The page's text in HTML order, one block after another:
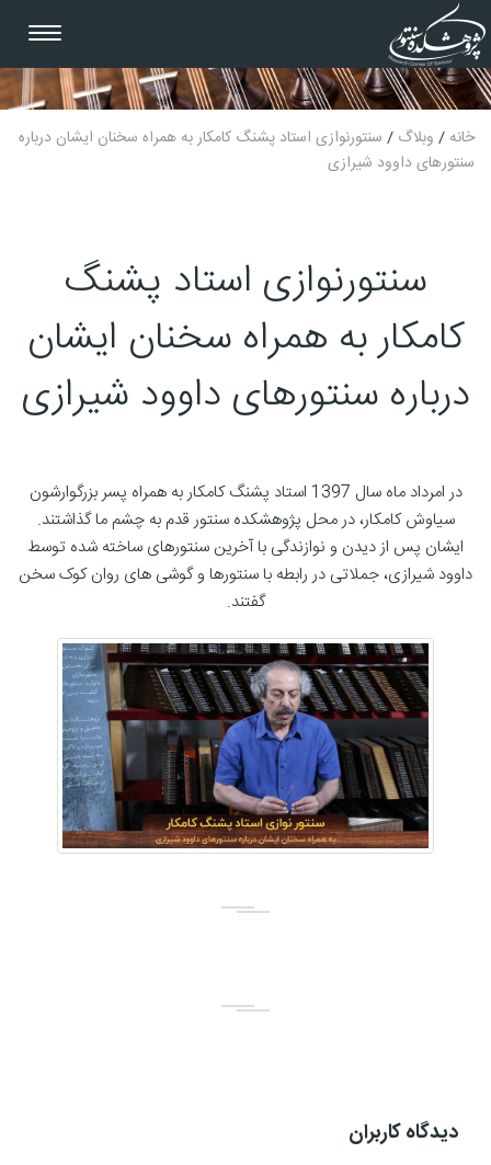
Toggle
خانه / وبلاگ / سنتورنوازی استاد پشنگ کامکار به همراه سخنان ایشان درباره
سنتورهای داوود شیرازی
سنتورنوازی استاد پشنگ
کامکار به همراه سخنان ایشان
درباره سنتورهای داوود شیرازی
در امرداد ماه سال 1397 استاد پشنگ کامکار به همراه پسر بزرگوارشون
سیاوش کامکار، در محل پژوهشکده سنتور قدم به چشم ما گذاشتند.
ایشان پس از دیدن و نوازندگی با آخرین سنتورهای ساخته شده توسط
داوود شیرازی، جملاتی در رابطه با سنتورها و گوشی های روان کوک سخن
گفتند.
دیدگاه کاربران